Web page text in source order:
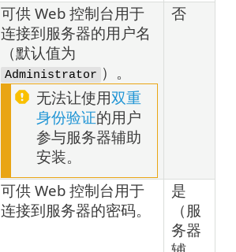
可供 Web 控制台用于
连接到服务器的用户名
（默认值为
Administrator ）。
无法让使用双重
身份验证的用户
参与服务器辅助
安装。
否
可供 Web 控制台用于
连接到服务器的密码。
是
（服
务器